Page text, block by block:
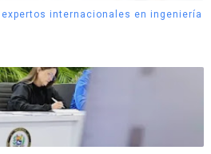
internacionales en ingeniería